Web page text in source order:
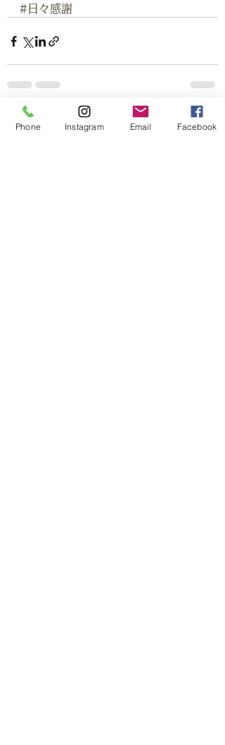
#日々感謝
最新記事 すべて表示
Phone Instagram Email Facebook